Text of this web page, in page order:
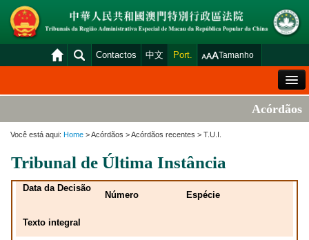
Contactos 中文 Port. Tamanho
Estatística
Acórdãos
Você está aqui: Home > Acórdãos > Acórdãos recentes > T.U.I.
Tribunal de Última Instância
Data da Decisão
Número Espécie
Texto integral